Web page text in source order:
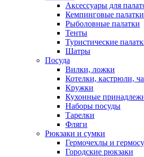
Аксессуары для
Кемпинговые палатки
Рыболовные палатки
Тенты
Туристические
Шатры
Посуда
Вилки, ложки
Котелки, кастрюли,
Кружки
Кухонные
Наборы посуды
Тарелки
Фляги
Рюкзаки и сумки
Гермочехлы и
Городские рюкзаки